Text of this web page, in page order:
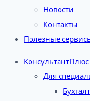
Новости
Контакты
Полезные
КонсультантПлюс
Для